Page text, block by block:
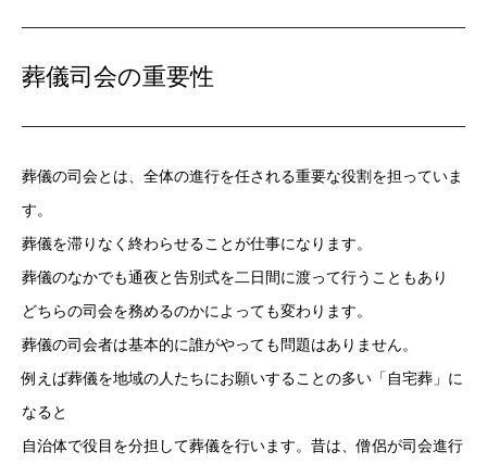
葬儀司会の重要性
葬儀の司会とは、全体の進行を任される重要な役割を担っていま
す。
葬儀を滞りなく終わらせることが仕事になります。
葬儀のなかでも通夜と告別式を二日間に渡って行うこともあり
どちらの司会を務めるのかによっても変わります。
葬儀の司会者は基本的に誰がやっても問題はありません。
例えば葬儀を地域の人たちにお願いすることの多い「自宅葬」に
なると
自治体で役目を分担して葬儀を行います。昔は、僧侶が司会進行